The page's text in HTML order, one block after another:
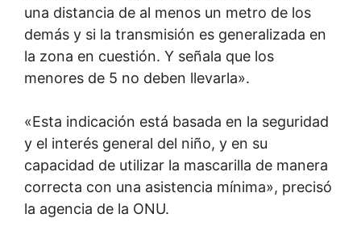
una distancia de al menos un metro de los
demás y si la transmisión es generalizada en
la zona en cuestión. Y señala que los
menores de 5 no deben llevarla».
«Esta indicación está basada en la seguridad
y el interés general del niño, y en su
capacidad de utilizar la mascarilla de manera
correcta con una asistencia mínima», precisó
la agencia de la ONU.